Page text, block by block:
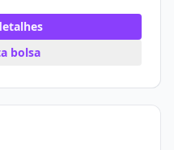
bolsa